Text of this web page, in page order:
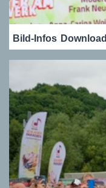
Bild-Infos Download